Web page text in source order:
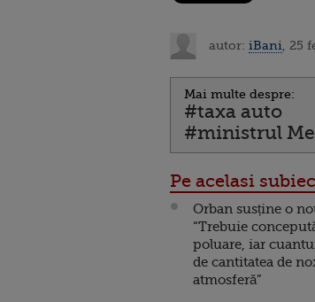
autor: iBani , 25
Mai multe despre:
#taxa auto
#ministrul
Pe acelasi
Orban susține o
“Trebuie
poluare, iar
de cantitatea de
atmosferă”